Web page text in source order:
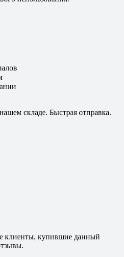
складе. Быстрая отправка.
клиенты, купившие данный